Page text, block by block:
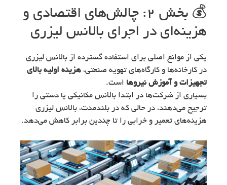
💰 بخش ۲: چالش‌های اقتصادی و
هزینه‌ای در اجرای بالانس لیزری
یکی از موانع اصلی برای استفاده گسترده از بالانس لیزری
در کارخانه‌ها و کارگاه‌های تهویه صنعتی، هزینه اولیه بالای
تجهیزات و آموزش نیروها است.
بسیاری از شرکت‌ها در ابتدا بالانس مکانیکی یا دستی را
ترجیح می‌دهند، در حالی که در بلندمدت، بالانس لیزری
هزینه‌های تعمیر و خرابی را تا چندین برابر کاهش می‌دهد.